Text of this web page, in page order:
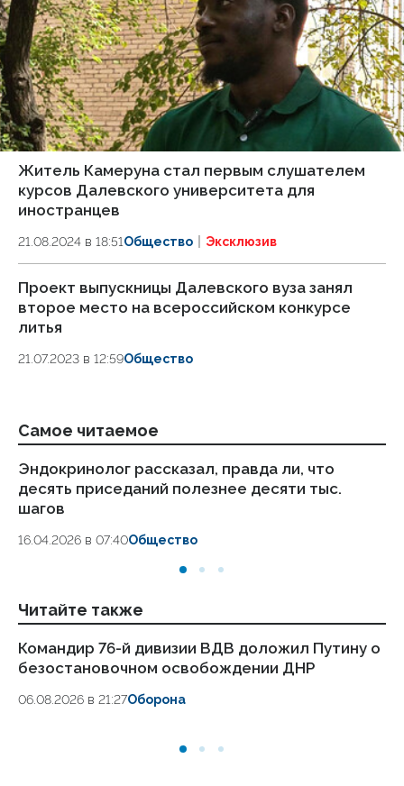
Житель Камеруна стал первым слушателем
курсов Далевского университета для
иностранцев
21.08.2024 в 18:51Общество Эксклюзив
Проект выпускницы Далевского вуза занял
второе место на всероссийском конкурсе
литья
21.07.2023 в 12:59Общество
Самое читаемое
Эндокринолог рассказал, правда ли, что
десять приседаний полезнее десяти тыс.
шагов
16.04.2026 в 07:40Общество
Читайте также
Командир 76-й дивизии ВДВ доложил Путину о
безостановочном освобождении ДНР
06.08.2026 в 21:27Оборона